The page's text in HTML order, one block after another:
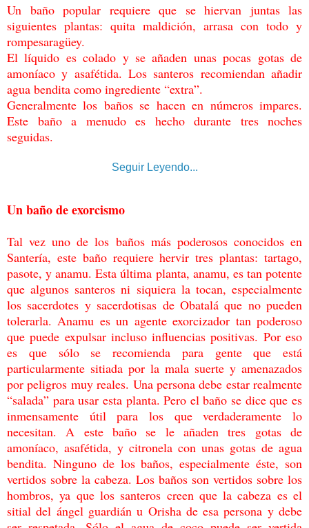
Un baño popular requiere que se hiervan juntas las
siguientes plantas: quita maldición, arrasa con todo y
rompesaragüey.
El líquido es colado y se añaden unas pocas gotas de
amoníaco y asafétida. Los santeros recomiendan añadir
agua bendita como ingrediente “extra”.
Generalmente los baños se hacen en números impares.
Este baño a menudo es hecho durante tres noches
seguidas.
Seguir Leyendo...
Un baño de exorcismo
Tal vez uno de los baños más poderosos conocidos en
Santería, este baño requiere hervirtres plantas: tartago,
pasote, y anamu. Esta última planta, anamu, es tan potente
quealgunos santeros ni siquiera la tocan, especialmente
los sacerdotes y sacerdotisas de Obatalá que no pueden
tolerarla. Anamu es un agente exorcizador tan poderoso
que puede expulsar incluso influencias positivas. Por eso
es que sólo se recomienda para gente que está
particularmente sitiada por la mala suerte y amenazados
por peligros muy reales. Una persona debe estar realmente
“salada” para usar esta planta. Pero el baño se dice que es
inmensamente útil para los que verdaderamente lo
necesitan. A este baño se le añaden tres gotas de
amoníaco, asafétida, y citronela con unas gotas de agua
bendita. Ninguno de losbaños, especialmente éste, son
vertidos sobre la cabeza. Los baños son vertidos sobre los
hombros, ya que los santeros creen que la cabeza es el
sitial del ángel guardián u Orisha deesa persona y debe